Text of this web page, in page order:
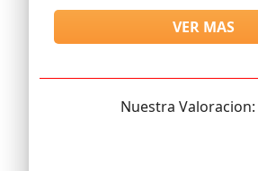
VER MAS
Nuestra Valoracion: